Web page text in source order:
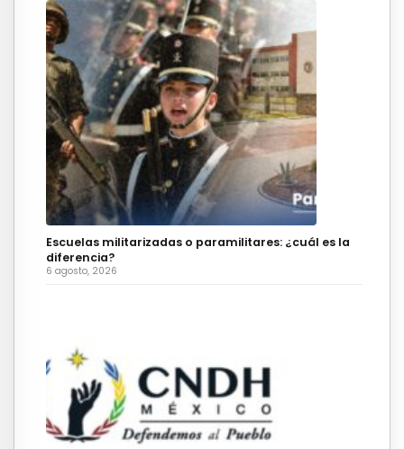
Escuelas militarizadas o paramilitares: ¿cuál es la
diferencia?
6 agosto, 2026